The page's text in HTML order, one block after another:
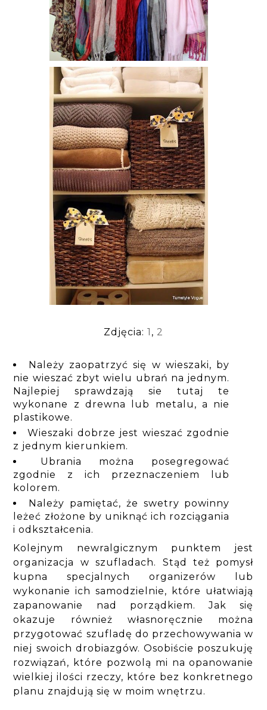
Zdjęcia: 1 , 2
Należy zaopatrzyć się w wieszaki, by
nie wieszać zbyt wielu ubrań na jednym.
Najlepiej sprawdzają sie tutaj te
wykonane z drewna lub metalu, a nie
plastikowe.
Wieszaki dobrze jest wieszać zgodnie
z jednym kierunkiem.
Ubrania można posegregować
zgodnie z ich przeznaczeniem lub
kolorem.
Należy pamiętać, że swetry powinny
leżeć złożone by uniknąć ich rozciągania
i odkształcenia.
Kolejnym newralgicznym punktem jest
organizacja w szufladach. Stąd też pomysł
kupna specjalnych organizerów lub
wykonanie ich samodzielnie, które ułatwiają
zapanowanie nad porządkiem. Jak się
okazuje również własnoręcznie można
przygotować szufladę do przechowywania w
niej swoich drobiazgów. Osobiście poszukuję
rozwiązań, które pozwolą mi na opanowanie
wielkiej ilości rzeczy, które bez konkretnego
planu znajdują się w moim wnętrzu.